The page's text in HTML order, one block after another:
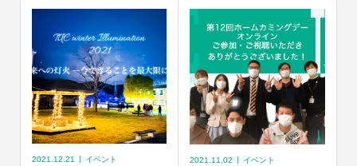
2021.12.21 イベント 2021.11.02 イベント